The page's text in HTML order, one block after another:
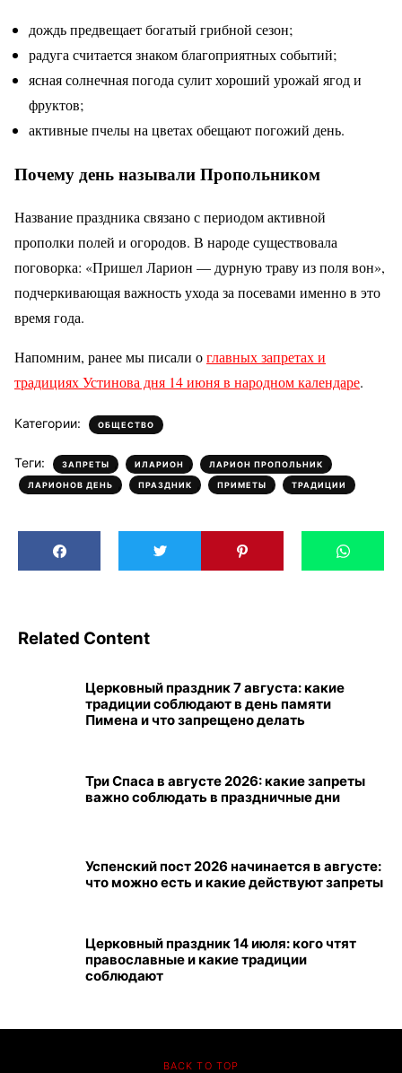
дождь предвещает богатый грибной сезон;
радуга считается знаком благоприятных событий;
ясная солнечная погода сулит хороший урожай ягод и
фруктов;
активные пчелы на цветах обещают погожий день.
Почему день называли Пропольником
Название праздника связано с периодом активной
прополки полей и огородов. В народе существовала
поговорка: «Пришел Ларион — дурную траву из поля вон»,
подчеркивающая важность ухода за посевами именно в это
время года.
Напомним, ранее мы писали оглавных запретах и
традициях Устинова дня 14 июня в народном календаре.
Категории: ОБЩЕСТВО
Теги: ЗАПРЕТЫ , ИЛАРИОН , ЛАРИОН ПРОПОЛЬНИК ,
ЛАРИОНОВ ДЕНЬ , ПРАЗДНИК , ПРИМЕТЫ , ТРАДИЦИИ
Related Content
Церковный праздник 7 августа: какие
традиции соблюдают в день памяти
Пимена и что запрещено делать
Три Спаса в августе 2026: какие запреты
важно соблюдать в праздничные дни
Успенский пост 2026 начинается в августе:
что можно есть и какие действуют запреты
Церковный праздник 14 июля: кого чтят
православные и какие традиции
соблюдают
BACK TO TOP